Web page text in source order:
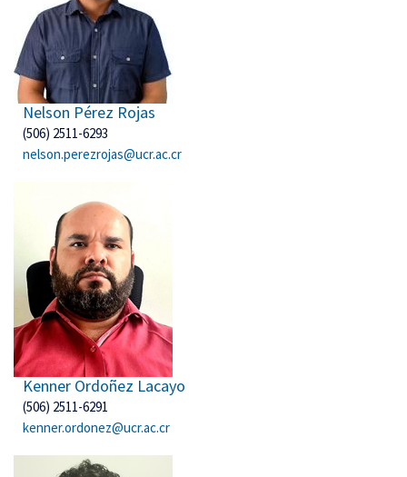
Nelson Pérez Rojas
(506) 2511-6293
nelson.perezrojas@ucr.ac.cr
Kenner Ordoñez Lacayo
(506) 2511-6291
kenner.ordonez@ucr.ac.cr